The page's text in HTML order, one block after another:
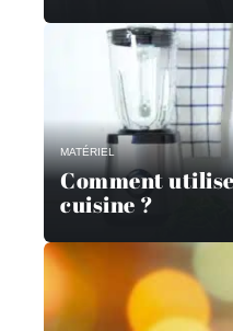
MATÉRIEL
Comment
cuisine ?